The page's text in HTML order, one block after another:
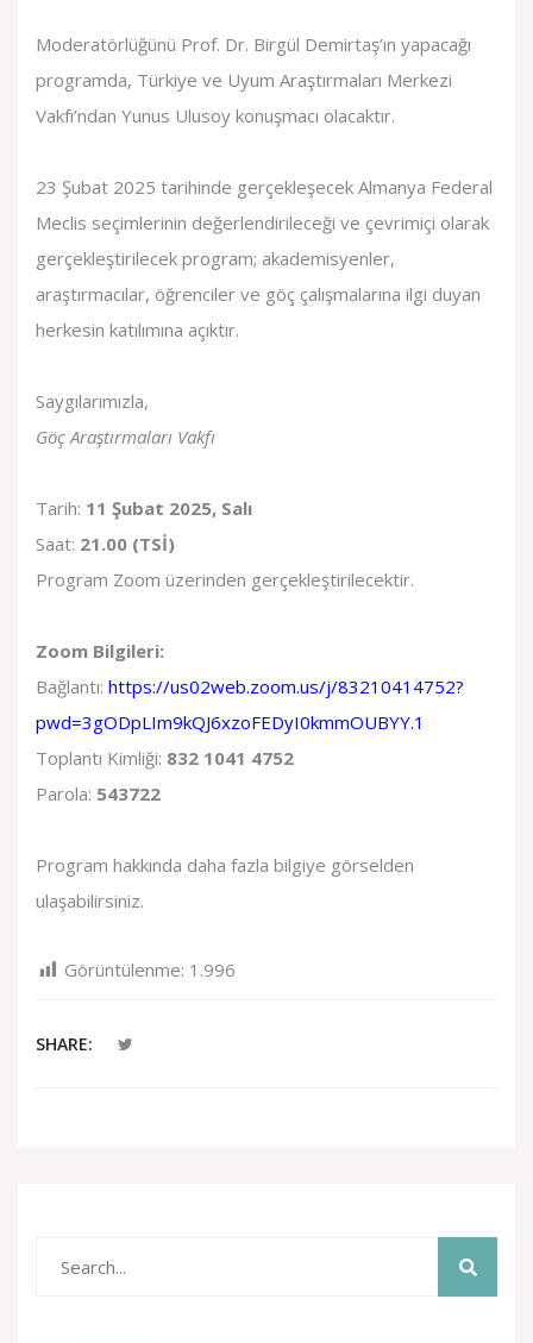
Moderatörlüğünü Prof. Dr. Birgül Demirtaş’ın yapacağı
programda, Türkiye ve Uyum Araştırmaları Merkezi
Vakfı’ndan Yunus Ulusoy konuşmacı olacaktır.
23 Şubat 2025 tarihinde gerçekleşecek Almanya Federal
Meclis seçimlerinin değerlendirileceği ve çevrimiçi olarak
gerçekleştirilecek program; akademisyenler,
araştırmacılar, öğrenciler ve göç çalışmalarına ilgi duyan
herkesin katılımına açıktır.
Saygılarımızla,
Göç Araştırmaları Vakfı
Tarih: 11 Şubat 2025, Salı
Saat: 21.00 (TSİ)
Program Zoom üzerinden gerçekleştirilecektir.
Zoom Bilgileri:
Bağlantı: https://us02web.zoom.us/j/83210414752?
pwd=3gODpLIm9kQJ6xzoFEDyI0kmmOUBYY.1
Toplantı Kimliği: 832 1041 4752
Parola: 543722
Program hakkında daha fazla bilgiye görselden
ulaşabilirsiniz.
Görüntülenme: 1.996
SHARE: